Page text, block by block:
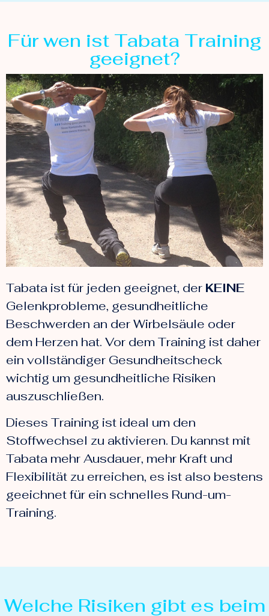
Für wen ist Tabata Training
geeignet?
Tabata ist für jeden geeignet, der KEINE
Gelenkprobleme, gesundheitliche
Beschwerden an der Wirbelsäule oder
dem Herzen hat. Vor dem Training ist daher
ein vollständiger Gesundheitscheck
wichtig um gesundheitliche Risiken
auszuschließen.
Dieses Training ist ideal um den
Stoffwechsel zu aktivieren. Du kannst mit
Tabata mehr Ausdauer, mehr Kraft und
Flexibilität zu erreichen, es ist also bestens
geeichnet für ein schnelles Rund-um-
Training.
Welche Risiken gibt es beim